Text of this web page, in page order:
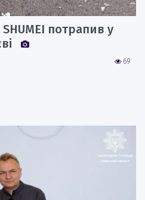
потрапив у
69